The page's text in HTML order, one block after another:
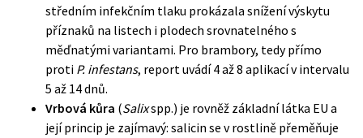
středním infekčním tlaku prokázala snížení výskytu
příznaků na listech i plodech srovnatelného s
měďnatými variantami. Pro brambory, tedy přímo
proti P. infestans, report uvádí 4 až 8 aplikací v intervalu
5 až 14 dnů.
Vrbová kůra (Salixspp.) je rovněž základní látka EU a
její princip je zajímavý: salicin se v rostlině přeměňuje